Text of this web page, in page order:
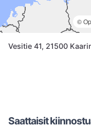
©
Vesitie 41, 21500
Saattaisit